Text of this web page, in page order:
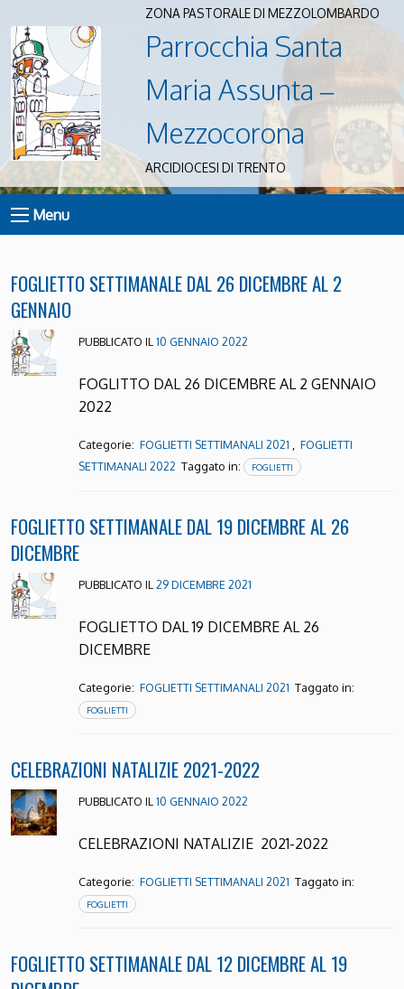
ZONA PASTORALE DI MEZZOLOMBARDO
Parrocchia Santa
Maria Assunta –
Mezzocorona
ARCIDIOCESI DI TRENTO
Menu
FOGLIETTO SETTIMANALE DAL 26 DICEMBRE AL 2
GENNAIO
PUBBLICATO IL 10 GENNAIO 2022
FOGLITTO DAL 26 DICEMBRE AL 2 GENNAIO
2022
Categorie: FOGLIETTI SETTIMANALI 2021
FOGLIETTI
SETTIMANALI 2022 Taggato in: FOGLIETTI
FOGLIETTO SETTIMANALE DAL 19 DICEMBRE AL 26
DICEMBRE
PUBBLICATO IL 29 DICEMBRE 2021
FOGLIETTO DAL 19 DICEMBRE AL 26
DICEMBRE
Categorie: FOGLIETTI SETTIMANALI 2021 Taggato in:
FOGLIETTI
CELEBRAZIONI NATALIZIE 2021-2022
PUBBLICATO IL 10 GENNAIO 2022
CELEBRAZIONI NATALIZIE 2021-2022
Categorie: FOGLIETTI SETTIMANALI 2021 Taggato in:
FOGLIETTI
FOGLIETTO SETTIMANALE DAL 12 DICEMBRE AL 19